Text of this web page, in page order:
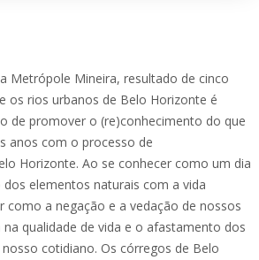
Metrópole Mineira, resultado de cinco
os rios urbanos de Belo Horizonte é
de promover o (re)conhecimento do que
anos com o processo de
Horizonte. Ao se conhecer como um dia
elementos naturais com a vida
como a negação e a vedação de nossos
qualidade de vida e o afastamento dos
cotidiano. Os córregos de Belo